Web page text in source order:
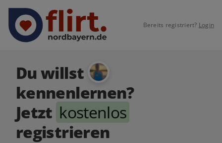
Bereits registriert? Login
Du willst
kennenlernen?
Jetzt kostenlos
registrieren